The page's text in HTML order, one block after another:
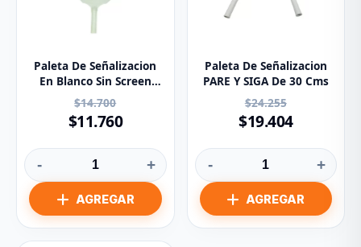
Paleta De Señalizacion
En Blanco Sin Screen
30x30 Cm
$14.700
$11.760
- +
Paleta De Señalizacion
PARE Y SIGA De 30 Cms
$24.255
$19.404
- +